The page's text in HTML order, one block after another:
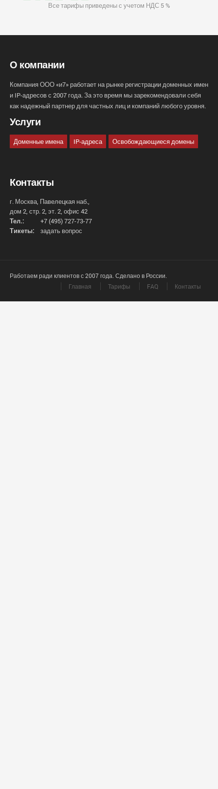
Все тарифы приведены с учетом НДС 5 %
О компании
Компания ООО «и7» работает на рынке регистрации доменных имен
и IP-адресов с 2007 года. За это время мы зарекомендовали себя
как надежный партнер для частных лиц и компаний любого уровня.
Услуги
Доменные имена IP-адреса Освобождающиеся домены
Контакты
г. Москва, Павелецкая наб.,
дом 2, стр. 2, эт. 2, офис 42
Тел.:
+7 (495) 727-73-77
Тикеты:
задать вопрос
Работаем ради клиентов с 2007 года. Сделано в России.
Главная
Тарифы FAQ Контакты